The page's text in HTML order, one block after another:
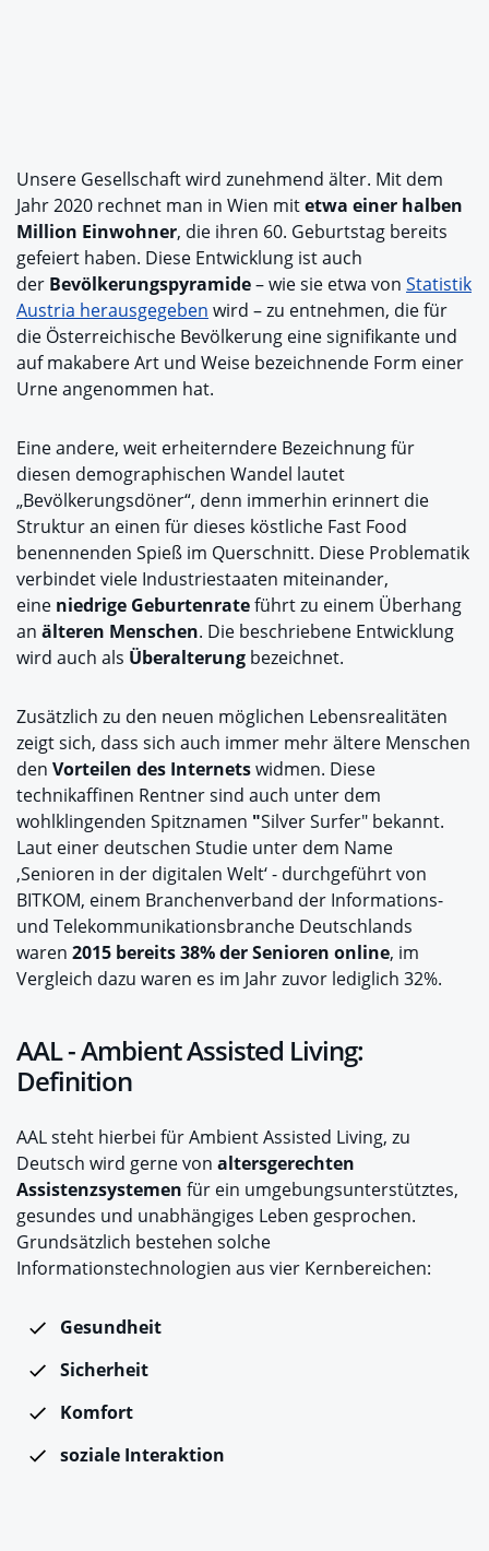
Unsere Gesellschaft wird zunehmend älter. Mit dem
Jahr 2020 rechnet man in Wien mitetwa einer halben
Million Einwohner, die ihren 60. Geburtstag bereits
gefeiert haben. Diese Entwicklung ist auch
der Bevölkerungspyramide– wie sie etwa von Statistik
Austria herausgegeben wird – zu entnehmen, die für
die Österreichische Bevölkerung eine signifikante und
auf makabere Art und Weise bezeichnende Form einer
Urne angenommen hat.
Eine andere, weit erheiterndere Bezeichnung für
diesen demographischen Wandel lautet
„Bevölkerungsdöner“, denn immerhin erinnert die
Struktur an einen für dieses köstliche Fast Food
benennenden Spieß im Querschnitt. Diese Problematik
verbindet viele Industriestaaten miteinander,
eine niedrige Geburtenrateführt zu einem Überhang
an älteren Menschen. Die beschriebene Entwicklung
wird auch als Überalterung bezeichnet.
Zusätzlich zu den neuen möglichen Lebensrealitäten
zeigt sich, dass sich auch immer mehr ältere Menschen
den Vorteilen des Internetswidmen. Diese
technikaffinen Rentner sind auch unter dem
wohlklingenden Spitznamen "Silver Surfer" bekannt.
Laut einer deutschen Studie unter dem Name
‚Senioren in der digitalen Welt‘ - durchgeführt von
BITKOM, einem Branchenverband der Informations-
und Telekommunikationsbranche Deutschlands
waren 2015 bereits 38% der Senioren online, im
Vergleich dazu waren es im Jahr zuvor lediglich 32%.
AAL - Ambient Assisted Living:
Definition
AAL steht hierbei für Ambient Assisted Living, zu
Deutsch wird gerne von altersgerechten
Assistenzsystemen für ein umgebungsunterstütztes,
gesundes und unabhängiges Leben gesprochen.
Grundsätzlich bestehen solche
Informationstechnologien aus vier Kernbereichen:
Gesundheit
Sicherheit
Komfort
soziale Interaktion